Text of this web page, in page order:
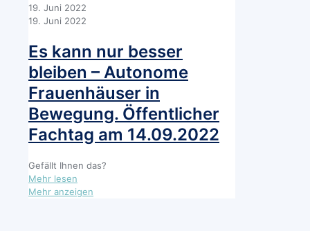
Stellungnahme
der
gleicher
Umgang
und
gleiche
Teilhabe
für
alle
geflüchteten
in
19. Juni 2022
19. Juni 2022
Es kann nur besser
bleiben – Autonome
Frauenhäuser in
Bewegung. Öffentlicher
Fachtag am 14.09.2022
Gefällt Ihnen das?
Mehr lesen
Es
Mehr anzeigen